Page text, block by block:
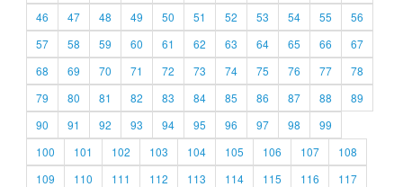
46
47 48 49 50 51 52 53 54 55
56
57
58 59 60 61 62 63 64 65 66
67
68
69 70 71 72 73 74 75 76 77
78
79
80 81 82 83 84 85 86 87 88
89
90
91 92 93 94 95 96 97 98
99
100
101 102 103 104 105 106 107
108
109
110 111 112 113 114 115 116
117